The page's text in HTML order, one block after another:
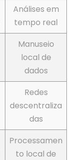
Análises em
tempo real
Manuseio
local de
dados
Redes
descentraliza
das
Processamen
to local de